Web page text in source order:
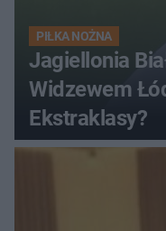
PIŁKA NOŻNA
Jagiellonia
Widzewem
Ekstraklasy?